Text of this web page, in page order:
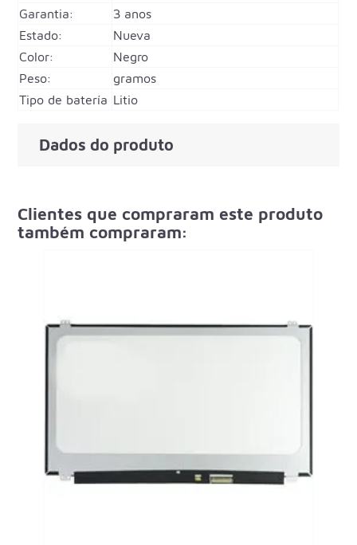
Garantia:
3 anos
Estado:
Nueva
Color:
Negro
Peso:
gramos
Tipo de batería Litio
Dados do produto
Clientes que compraram este produto
também compraram: